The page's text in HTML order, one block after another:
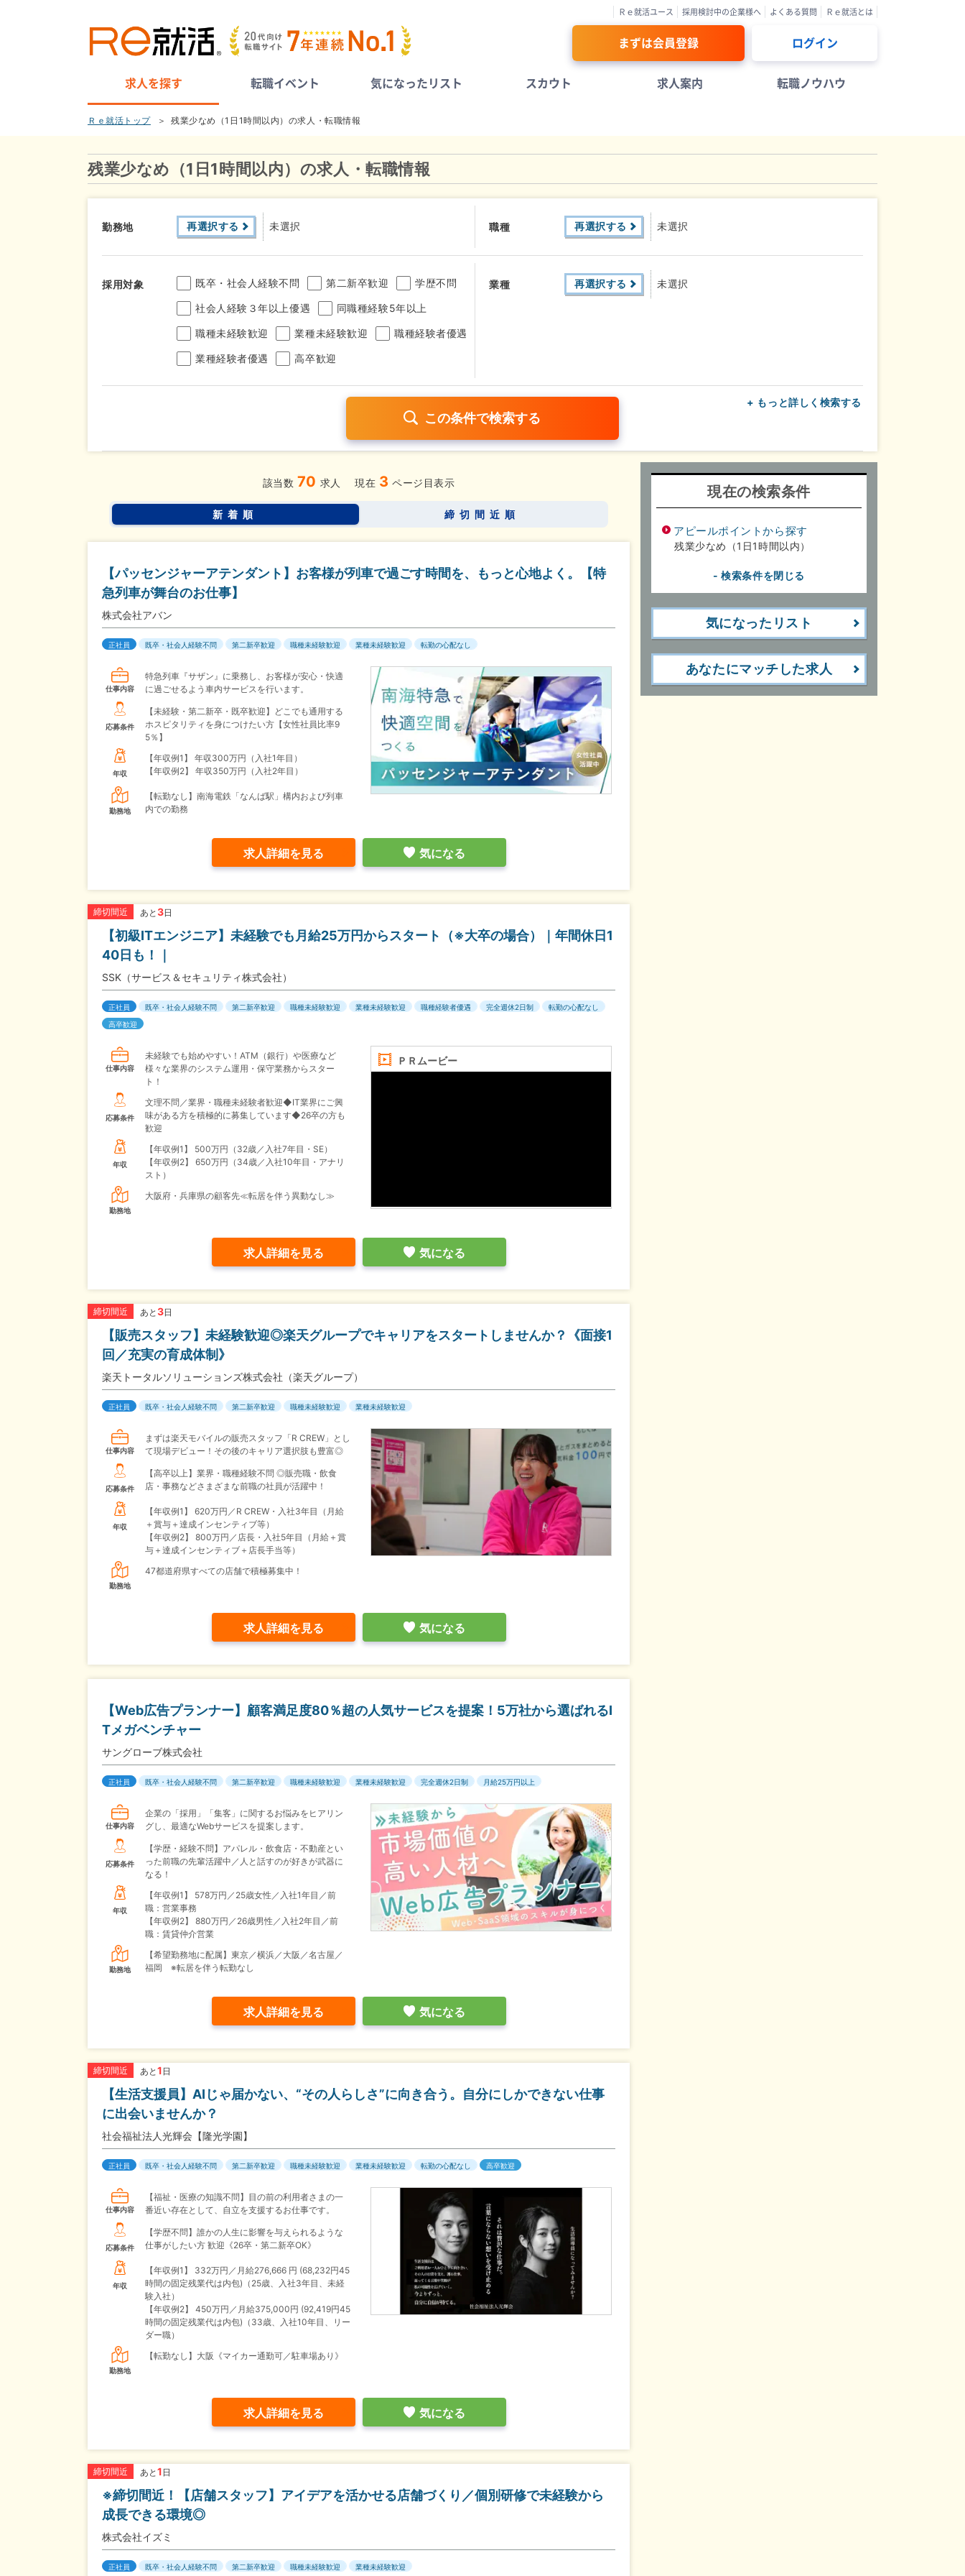
Ｒｅ就活ユース 採用検討中の企業様へ よくある質問 Ｒｅ就活とは
まずは会員登録 ログイン
求人を探す 転職イベント 気になったリスト スカウト 求人案内 転職ノウハウ
Ｒｅ就活トップ 残業少なめ（1日1時間以内）の求人・転職情報
残業少なめ（1日1時間以内）の求人・転職情報
勤務地 再選択する 未選択 職種 再選択する 未選択
採用対象 既卒・社会人経験不問 第二新卒歓迎 学歴不問
社会人経験３年以上優遇 同職種経験5年以上
職種未経験歓迎 業種未経験歓迎 職種経験者優遇
業種経験者優遇 高卒歓迎
業種 再選択する 未選択
完全週休2日制 年間休日120日以上 残業少なめ（1日1時間以内）
土日面接OK 書類選考なし
+ もっと詳しく検索する
該当数 70 求人 現在 3 ページ目表示
新着順 締切間近順
【パッセンジャーアテンダント】お客様が列車で過ごす時間を、もっと心地よく。【特
急列車が舞台のお仕事】
株式会社アバン
正社員 既卒・社会人経験不問 第二新卒歓迎 職種未経験歓迎 業種未経験歓迎 転勤の心配なし
仕事内容
特急列車『サザン』に乗務し、お客様が安心・快適
に過ごせるよう車内サービスを行います。
応募条件
【未経験・第二新卒・既卒歓迎】どこでも通用する
ホスピタリティを身につけたい方【女性社員比率9
5％】
年収
【年収例1】
年収300万円（入社1年目）
【年収例2】
年収350万円（入社2年目）
勤務地
【転勤なし】南海電鉄「なんば駅」構内および列車
内での勤務
求人詳細を見る 気になる
締切間近 あと 3日
【初級ITエンジニア】未経験でも月給25万円からスタート（※大卒の場合）｜年間休日1
40日も！｜
SSK（サービス＆セキュリティ株式会社）
正社員 既卒・社会人経験不問 第二新卒歓迎 職種未経験歓迎 業種未経験歓迎 職種経験者優遇 完全週休2日制
転勤の心配なし
高卒歓迎
ＰＲムービー
仕事内容
未経験でも始めやすい！ATM（銀行）や医療など
様々な業界のシステム運用・保守業務からスター
ト！
応募条件
文理不問／業界・職種未経験者歓迎◆IT業界にご興
味がある方を積極的に募集しています◆26卒の方も
歓迎
年収
【年収例1】
500万円（32歳／入社7年目・SE）
【年収例2】
650万円（34歳／入社10年目・アナリ
スト）
勤務地
大阪府・兵庫県の顧客先≪転居を伴う異動なし≫
求人詳細を見る 気になる
締切間近 あと 3日
【販売スタッフ】未経験歓迎◎楽天グループでキャリアをスタートしませんか？《面接1
回／充実の育成体制》
楽天トータルソリューションズ株式会社（楽天グループ）
正社員 既卒・社会人経験不問 第二新卒歓迎 職種未経験歓迎 業種未経験歓迎
仕事内容
まずは楽天モバイルの販売スタッフ「R CREW」とし
て現場デビュー！その後のキャリア選択肢も豊富◎
応募条件
【高卒以上】業界・職種経験不問 ◎販売職・飲食
店・事務などさまざまな前職の社員が活躍中！
年収
【年収例1】
620万円／R CREW・入社3年目（月給
＋賞与＋達成インセンティブ等）
【年収例2】
800万円／店長・入社5年目（月給＋賞
与＋達成インセンティブ＋店長手当等）
勤務地
47都道府県すべての店舗で積極募集中！
求人詳細を見る 気になる
【Web広告プランナー】顧客満足度80％超の人気サービスを提案！5万社から選ばれるI
Tメガベンチャー
サングローブ株式会社
正社員 既卒・社会人経験不問 第二新卒歓迎 職種未経験歓迎 業種未経験歓迎 完全週休2日制 月給25万円以上
仕事内容
企業の「採用」「集客」に関するお悩みをヒアリン
グし、最適なWebサービスを提案します。
応募条件
【学歴・経験不問】アパレル・飲食店・不動産とい
った前職の先輩活躍中／人と話すのが好きが武器に
なる！
年収
【年収例1】
578万円／25歳女性／入社1年目／前
職：営業事務
【年収例2】
880万円／26歳男性／入社2年目／前
職：賃貸仲介営業
勤務地
【希望勤務地に配属】東京／横浜／大阪／名古屋／
福岡 ※転居を伴う転勤なし
求人詳細を見る 気になる
締切間近 あと 1 日
【生活支援員】AIじゃ届かない、“その人らしさ”に向き合う。自分にしかできない仕事
に出会いませんか？
社会福祉法人光輝会【隆光学園】
正社員 既卒・社会人経験不問 第二新卒歓迎 職種未経験歓迎 業種未経験歓迎 転勤の心配なし 高卒歓迎
仕事内容
【福祉・医療の知識不問】目の前の利用者さまの一
番近い存在として、自立を支援するお仕事です。
応募条件
【学歴不問】誰かの人生に影響を与えられるような
仕事がしたい方 歓迎《26卒・第二新卒OK》
年収
【年収例1】
332万円／月給276,666 円 (68,232円45
時間の固定残業代は内包)（25歳、入社3年目、未経
験入社）
【年収例2】
450万円／月給375,000円 (92,419円45
時間の固定残業代は内包)（33歳、入社10年目、リー
ダー職）
勤務地
【転勤なし】大阪《マイカー通勤可／駐車場あり》
求人詳細を見る 気になる
締切間近 あと 1 日
※締切間近！【店舗スタッフ】アイデアを活かせる店舗づくり／個別研修で未経験から
成長できる環境◎
株式会社イズミ
正社員 既卒・社会人経験不問 第二新卒歓迎 職種未経験歓迎 業種未経験歓迎
現在の検索条件
アピールポイントから探す
残業少なめ（1日1時間以内）
- 検索条件を閉じる
気になったリスト
あなたにマッチした求人